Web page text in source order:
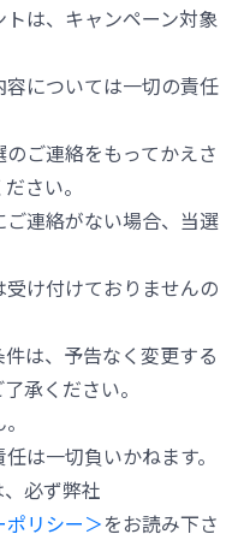
は、キャンペーン対象
については一切の責任
ご連絡をもってかえさ
さい。
連絡がない場合、当選
け付けておりませんの
は、予告なく変更する
承ください。
は一切負いかねます。
必ず弊社
リシー＞をお読み下さ